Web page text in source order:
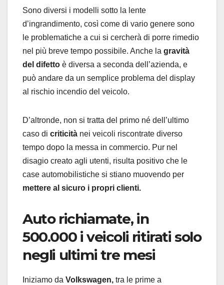
Sono diversi i modelli sotto la lente
d’ingrandimento, così come di vario genere sono
le problematiche a cui si cercherà di porre rimedio
nel più breve tempo possibile. Anche la gravità
del difetto è diversa a seconda dell’azienda, e
può andare da un semplice problema del display
al rischio incendio del veicolo.
D’altronde, non si tratta del primo né dell’ultimo
caso di criticità nei veicoli riscontrate diverso
tempo dopo la messa in commercio. Pur nel
disagio creato agli utenti, risulta positivo che le
case automobilistiche si stiano muovendo per
mettere al sicuro i propri clienti.
Auto richiamate, in
500.000 i veicoli ritirati solo
negli ultimi tre mesi
Iniziamo da Volkswagen, tra le prime a